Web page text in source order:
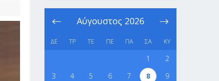
Αύγουστος 2026
ΔΕ ΤΡ ΤΕ ΠΕ ΠΑ ΣΑ ΚΥ
1
2
3
4 5 6 7 8
9